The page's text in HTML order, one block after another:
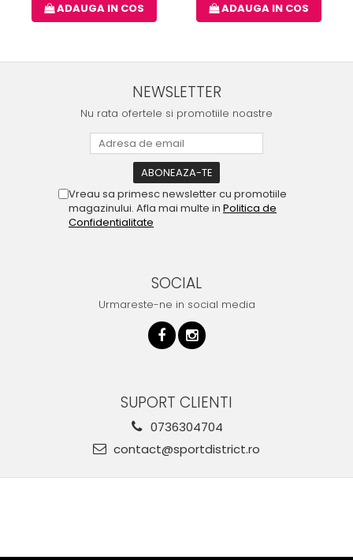
ADAUGA IN COS ADAUGA IN COS
NEWSLETTER
Nu rata ofertele si promotiile noastre
Vreau sa primesc newsletter cu promotiile
magazinului. Afla mai multe in Politica de
Confidentialitate
SOCIAL
Urmareste-ne in social media
SUPORT CLIENTI
0736304704
contact@sportdistrict.ro